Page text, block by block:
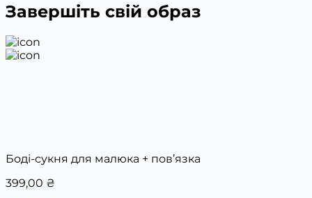
Завершіть свій образ
Боді-сукня для малюка + пов’язка
399,00 ₴